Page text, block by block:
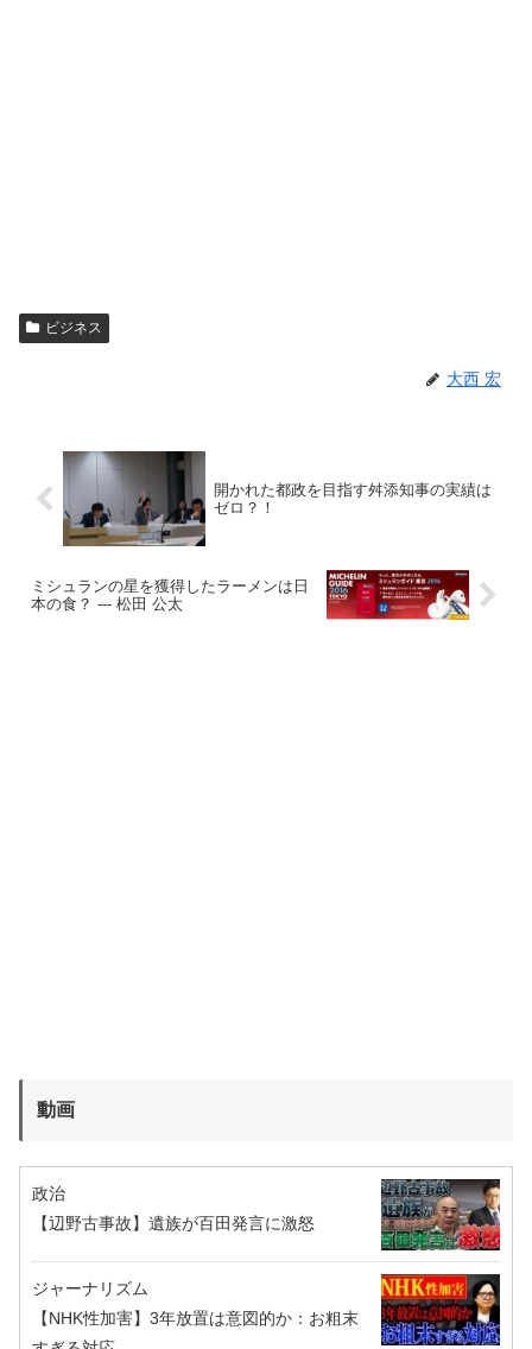
ビジネス
大西 宏
開かれた都政を目指す舛添知事の実績は
ゼロ？！
ミシュランの星を獲得したラーメンは日
本の食？ --- 松田 公太
動画
政治
【辺野古事故】遺族が百田発言に激怒
ジャーナリズム
【NHK性加害】3年放置は意図的か：お粗末